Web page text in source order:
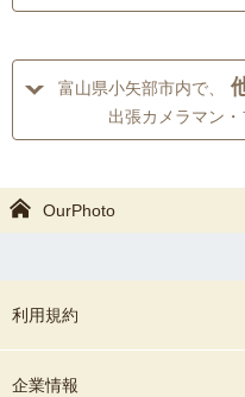
富山県小矢部市内で、
出張カメラマン
OurPhoto
利用規約
企業情報